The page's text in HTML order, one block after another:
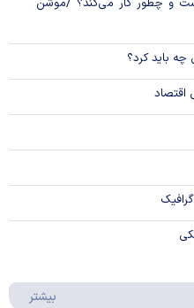
چه باید کرد؟
اقتصاد
بیشتر